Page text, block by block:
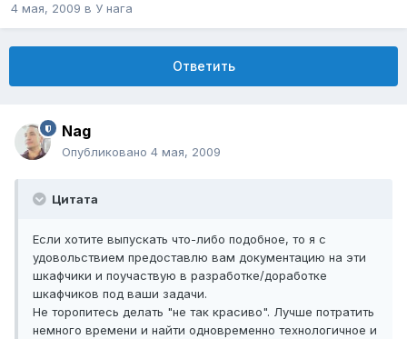
4 мая, 2009 в У нага
Ответить
Nag
Опубликовано 4 мая, 2009
Цитата
Если хотите выпускать что-либо подобное, то я с
удовольствием предоставлю вам документацию на эти
шкафчики и поучаствую в разработке/доработке
шкафчиков под ваши задачи.
Не торопитесь делать "не так красиво". Лучше потратить
немного времени и найти одновременно технологичное и